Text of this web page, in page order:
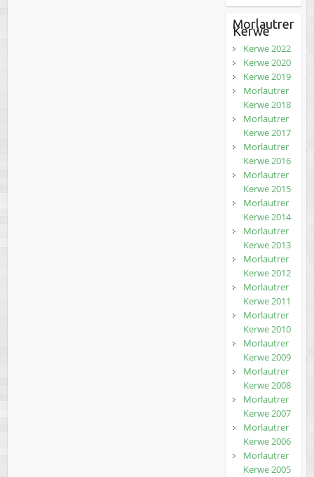
Morlautrer
Kerwe
Kerwe 2022
Kerwe 2020
Kerwe 2019
Morlautrer
Kerwe 2018
Morlautrer
Kerwe 2017
Morlautrer
Kerwe 2016
Morlautrer
Kerwe 2015
Morlautrer
Kerwe 2014
Morlautrer
Kerwe 2013
Morlautrer
Kerwe 2012
Morlautrer
Kerwe 2011
Morlautrer
Kerwe 2010
Morlautrer
Kerwe 2009
Morlautrer
Kerwe 2008
Morlautrer
Kerwe 2007
Morlautrer
Kerwe 2006
Morlautrer
Kerwe 2005